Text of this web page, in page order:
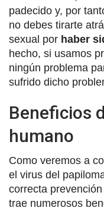
padecido y, por
no debes tirarte
sexual por haber
hecho, si usamos
ningún problema
sufrido dicho
Beneficios
humano
Como veremos a
el virus del
correcta
trae numerosos